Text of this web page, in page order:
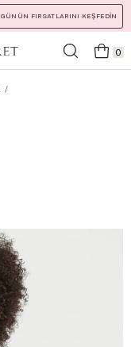
GÜNÜN FIRSATLARINI KEŞFEDİN
0